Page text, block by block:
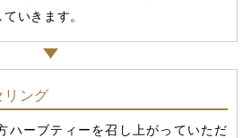
いきます。
リング
ハーブティーを召し上がっていただ